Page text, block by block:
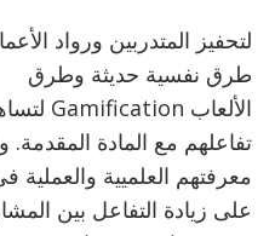
لتحفيز المتدربين ورواد
طرق نفسية حديثة وطرق
الألعاب
تفاعلهم مع المادة المقدمة.
معرفتهم العلميية والعملية
على زيادة التفاعل بين